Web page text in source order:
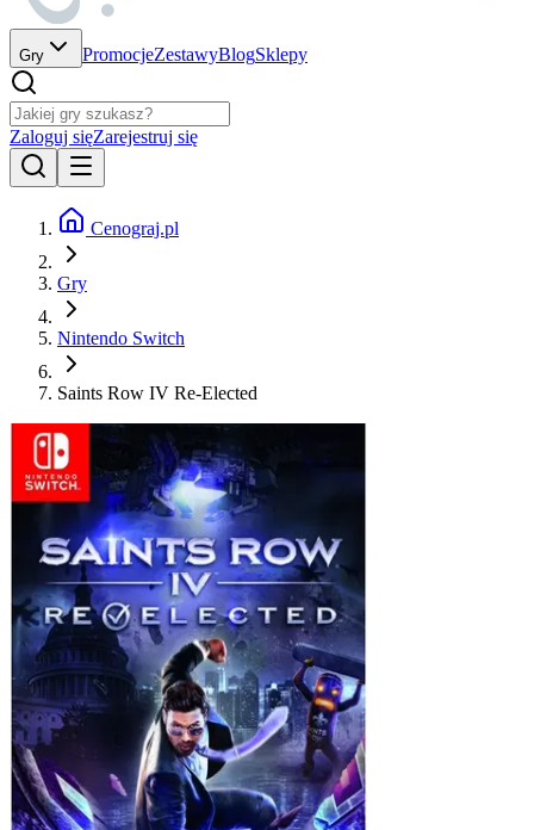
Gry PromocjeZestawyBlogSklepy
Zaloguj sięZarejestruj się
Cenograj.pl
Gry
Nintendo Switch
Saints Row IV Re-Elected